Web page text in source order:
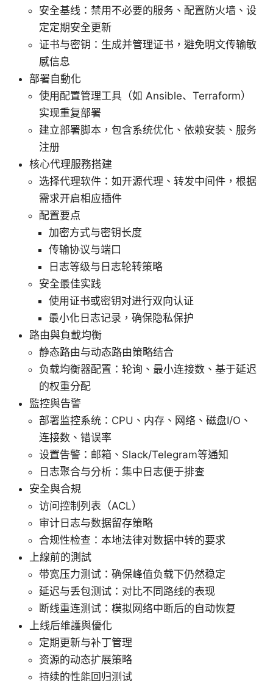
安全基线：禁用不必要的服务、配置防火墙、设
定定期安全更新
证书与密钥：生成并管理证书，避免明文传输敏
感信息
部署自動化
使用配置管理工具（如 Ansible、Terraform）
实现重复部署
建立部署脚本，包含系统优化、依赖安装、服务
注册
核心代理服務搭建
选择代理软件：如开源代理、转发中间件，根据
需求开启相应插件
配置要点
加密方式与密钥长度
传输协议与端口
日志等级与日志轮转策略
安全最佳实践
使用证书或密钥对进行双向认证
最小化日志记录，确保隐私保护
路由與負載均衡
静态路由与动态路由策略结合
负载均衡器配置：轮询、最小连接数、基于延迟
的权重分配
監控與告警
部署监控系统：CPU、内存、网络、磁盘I/O、
连接数、错误率
设置告警：邮箱、Slack/Telegram等通知
日志聚合与分析：集中日志便于排查
安全與合規
访问控制列表（ACL）
审计日志与数据留存策略
合规性检查：本地法律对数据中转的要求
上線前的測試
带宽压力测试：确保峰值负载下仍然稳定
延迟与丢包测试：对比不同路线的表现
断线重连测试：模拟网络中断后的自动恢复
上线后维護與優化
定期更新与补丁管理
资源的动态扩展策略
持续的性能回归测试